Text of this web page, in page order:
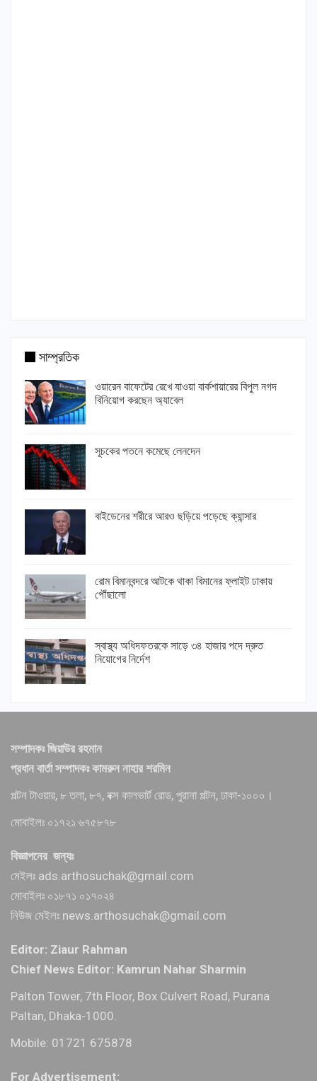
সাম্প্রতিক
ওয়ারেন বাফেটের রেখে যাওয়া বার্কশায়ারের বিপুল নগদ
বিনিয়োগ করছেন অ্যাবেল
সূচকের পতনে কমেছে লেনদেন
বাইডেনের শরীরে আরও ছড়িয়ে পড়েছে ক্যান্সার
রোম বিমানবন্দরে আটকে থাকা বিমানের ফ্লাইট ঢাকায়
পৌঁছালো
স্বাস্থ্য অধিদফতরকে সাড়ে ৩৪ হাজার পদে দ্রুত
নিয়োগের নির্দেশ
সম্পাদকঃ জিয়াউর রহমান
প্রধান বার্তা সম্পাদকঃ কামরুন নাহার শরমিন
পল্টন টাওয়ার, ৮ তলা, ৮৭, বক্স কালভার্ট রোড, পুরানা পল্টন, ঢাকা-১০০০।
মোবাইলঃ ০১৭২১ ৬৭৫৮৭৮
বিজ্ঞাপনের জন্যঃ
মেইলঃ ads.arthosuchak@gmail.com
মোবাইলঃ ০১৮৭১ ০১৭০২৪
নিউজ মেইলঃ news.arthosuchak@gmail.com
Editor: Ziaur Rahman
Chief News Editor: Kamrun Nahar Sharmin
Palton Tower, 7th Floor, Box Culvert Road, Purana
Paltan, Dhaka-1000.
Mobile: 01721 675878
For Advertisement: